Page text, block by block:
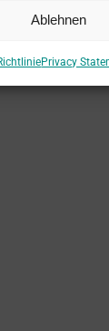
Ablehnen
Privacy